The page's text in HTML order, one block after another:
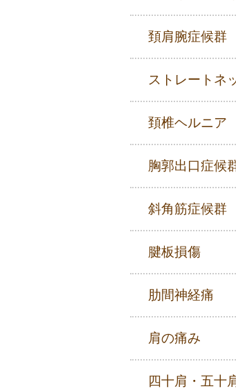
頚肩腕症候群
ストレートネ
頚椎ヘルニア
胸郭出口症候
斜角筋症候群
腱板損傷
肋間神経痛
肩の痛み
四十肩・五十